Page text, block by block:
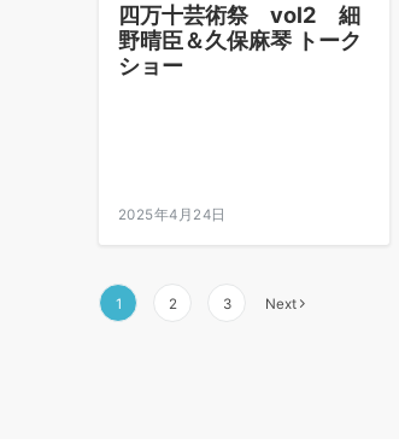
四万十芸術祭 vol2 細
野晴臣＆久保麻琴 トーク
ショー
2025年4月24日
投
稿
1 2 3 Next